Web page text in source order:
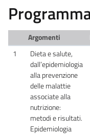
Argomenti
1
Dieta e salute,
dall’epidemiologia
alla prevenzione
delle malattie
associate alla
nutrizione:
metodi e risultati.
Epidemiologia